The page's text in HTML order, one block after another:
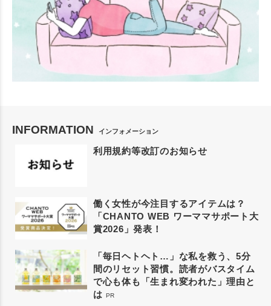
INFORMATION インフォメーション
利用規約等改訂のお知らせ
働く女性が今注目するアイテムは？
「CHANTO WEB ワーママサポート大
賞2026」発表！
「毎日ヘトヘト…」な私を救う、5分
間のリセット習慣。読者がバスタイム
で心も体も「生まれ変われた」理由と
は PR